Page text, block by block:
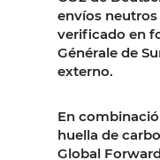
envíos neutros
verificado en
Générale de
externo.
En
huella de
Global